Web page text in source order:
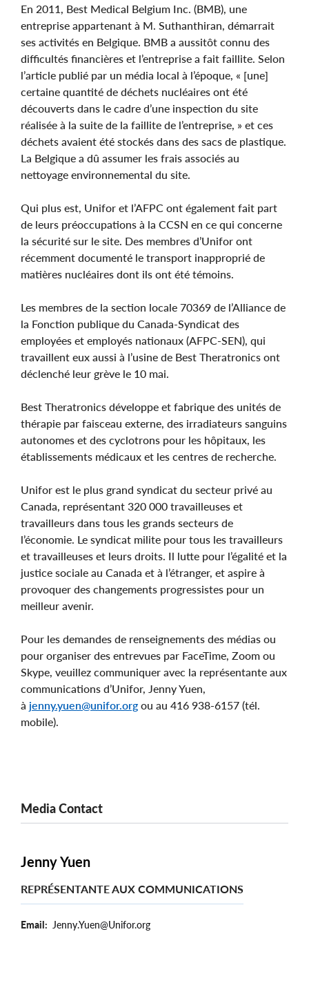
En 2011, Best Medical Belgium Inc. (BMB), une
entreprise appartenant à M. Suthanthiran, démarrait
ses activités en Belgique. BMB a aussitôt connu des
difficultés financières et l’entreprise a fait faillite. Selon
l’article publié par un média local à l’époque, « [une]
certaine quantité de déchets nucléaires ont été
découverts dans le cadre d’une inspection du site
réalisée à la suite de la faillite de l’entreprise, » et ces
déchets avaient été stockés dans des sacs de plastique.
La Belgique a dû assumer les frais associés au
nettoyage environnemental du site.
Qui plus est, Unifor et l’AFPC ont également fait part
de leurs préoccupations à la CCSN en ce qui concerne
la sécurité sur le site. Des membres d’Unifor ont
récemment documenté le transport inapproprié de
matières nucléaires dont ils ont été témoins.
Les membres de la section locale 70369 de l’Alliance de
la Fonction publique du Canada-Syndicat des
employées et employés nationaux (AFPC-SEN), qui
travaillent eux aussi à l’usine de Best Theratronics ont
déclenché leur grève le 10 mai.
Best Theratronics développe et fabrique des unités de
thérapie par faisceau externe, des irradiateurs sanguins
autonomes et des cyclotrons pour les hôpitaux, les
établissements médicaux et les centres de recherche.
Unifor est le plus grand syndicat du secteur privé au
Canada, représentant 320 000 travailleuses et
travailleurs dans tous les grands secteurs de
l’économie. Le syndicat milite pour tous les travailleurs
et travailleuses et leurs droits. Il lutte pour l’égalité et la
justice sociale au Canada et à l’étranger, et aspire à
provoquer des changements progressistes pour un
meilleur avenir.
Pour les demandes de renseignements des médias ou
pour organiser des entrevues par FaceTime, Zoom ou
Skype, veuillez communiquer avec la représentante aux
communications d’Unifor, Jenny Yuen,
à jenny.yuen@unifor.org ou au 416 938-6157 (tél.
mobile).
Media Contact
Jenny Yuen
REPRÉSENTANTE AUX COMMUNICATIONS
Email Jenny.Yuen@Unifor.org